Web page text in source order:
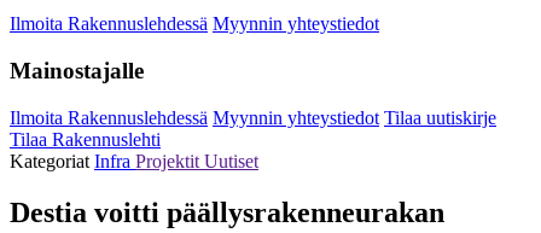
Ilmoita Rakennuslehdessä Myynnin yhteystiedot
Mainostajalle
Ilmoita Rakennuslehdessä Myynnin yhteystiedot Tilaa uutiskirje
Tilaa Rakennuslehti
Kategoriat Infra Projektit Uutiset
Destia voitti päällysrakenneurakan